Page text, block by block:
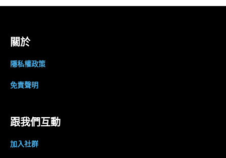
關於
隱私權政策
免責聲明
跟我們互動
加入社群